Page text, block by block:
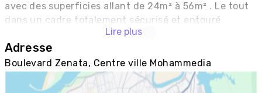
avec des superficies allant de 24m² à 56m² . Le tout
dans un cadre totalement sécurisé et entouré
d’espaces verdoyants.Lire plus
Adresse
Boulevard Zenata, Centre ville Mohammedia